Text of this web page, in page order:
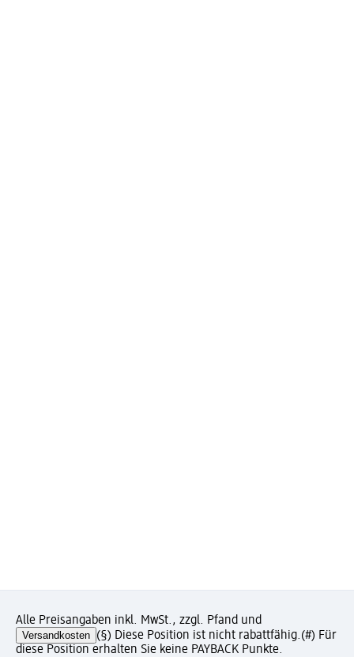
Alle Preisangaben inkl. MwSt., zzgl. Pfand und
Versandkosten (§) Diese Position ist nicht rabattfähig.(#) Für
diese Position erhalten Sie keine PAYBACK Punkte.